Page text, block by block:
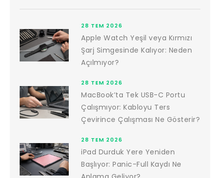
28 TEM 2026
Apple Watch Yeşil veya Kırmızı
Şarj Simgesinde Kalıyor: Neden
Açılmıyor?
28 TEM 2026
MacBook’ta Tek USB-C Portu
Çalışmıyor: Kabloyu Ters
Çevirince Çalışması Ne Gösterir?
28 TEM 2026
iPad Durduk Yere Yeniden
Başlıyor: Panic-Full Kaydı Ne